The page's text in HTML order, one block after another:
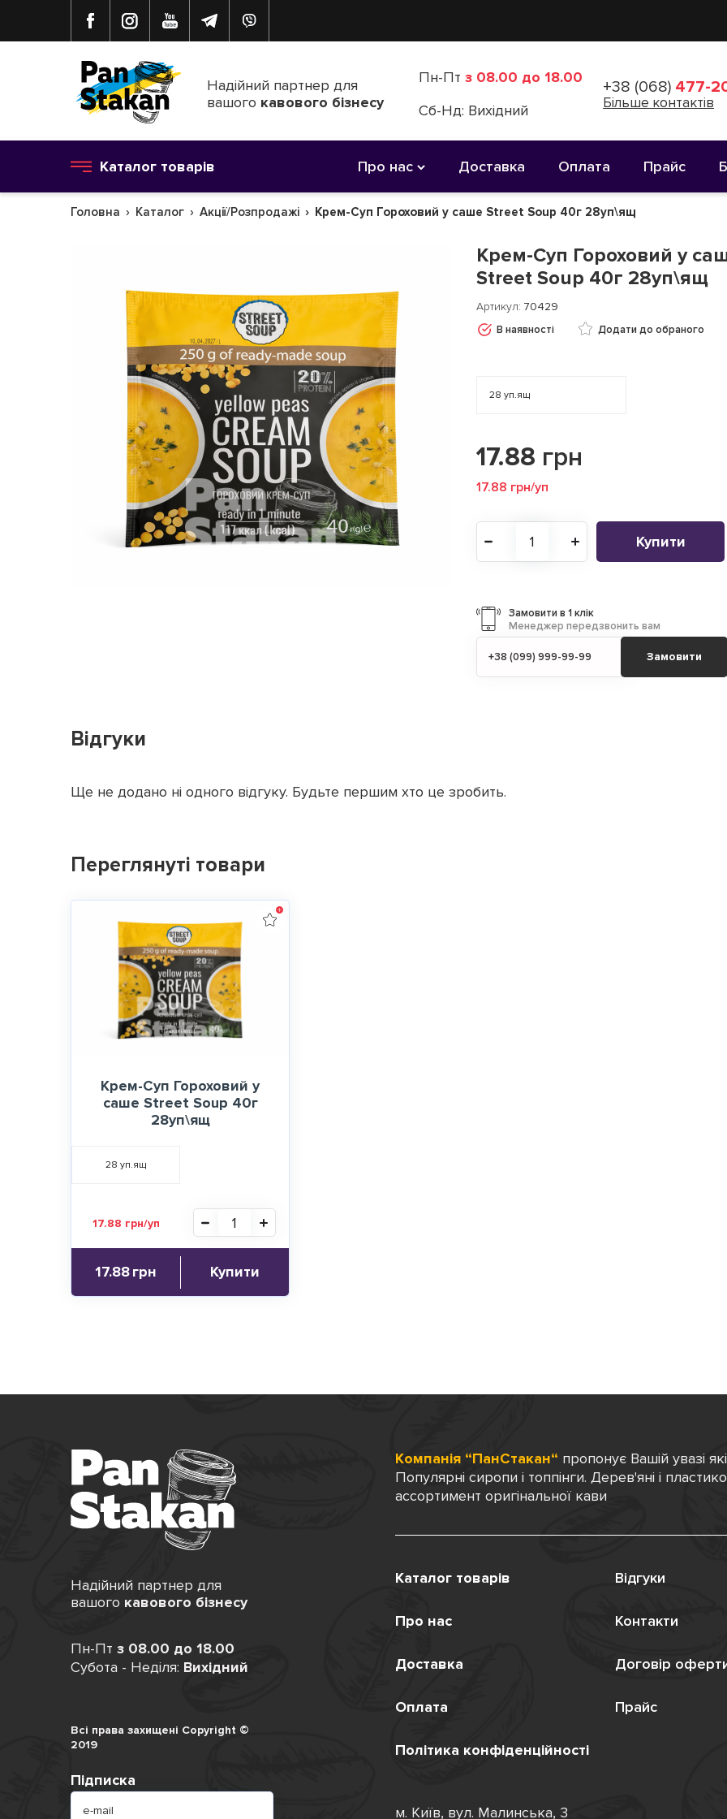
Надійний партнер для
вашого кавового бізнесу
Пн-Пт з 08.00 до 18.00
Сб-Нд: Вихідний
+38 (068) 477-
Більше контактів
Каталог товарів Про нас Доставка Оплата Прайс
Головна Каталог Акції/Розпродажі Крем-Суп Гороховий у саше Street Soup 40г 28уп\ящ
Крем-Суп Гороховий у
Street Soup 40г 28уп\ящ
Артикул 70429
В наявності Додати до обраного
28 уп.ящ
17.88 грн
17.88 грн/уп
Купити
Замовити в 1 клік
Менеджер передзвонить вам
Замовити
Відгуки
Ще не додано ні одного відгуку. Будьте першим хто це зробить.
Переглянуті товари
Крем-Суп Гороховий у
саше Street Soup 40г
28уп\ящ
28 уп.ящ
17.88 грн/уп
17.88грн Купити
Надійний партнер для
вашого кавового бізнесу
Пн-Пт з 08.00 до 18.00
Субота - Неділя: Вихідний
Всі права захищені Copyright ©
2019
Підписка
Компанія “ПанСтакан“ пропонує Вашій увазі
Популярні сиропи і топпінги. Дерев'яні і
ассортимент оригінальної кави
Каталог товарів Відгуки
Про нас Контакти
Доставка Договір
Оплата Прайс
Політика конфіденційності
м. Київ, вул. Малинська, 3